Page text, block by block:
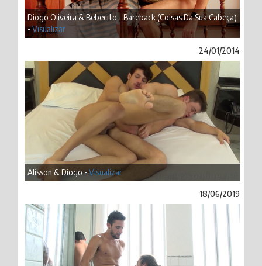
Diogo Oliveira & Bebecito - Bareback (Coisas Da Sua Cabeça)
-Visualizar
24/01/2014
Alisson & Diogo -Visualizar
18/06/2019